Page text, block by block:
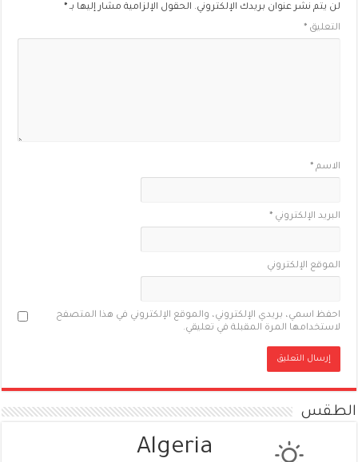
لن يتم نشر عنوان بريدك الإلكتروني. الحقول الإلزامية مشار إليها بـ*
التعليق*
الاسم*
البريد الإلكتروني*
الموقع الإلكتروني
احفظ اسمي، بريدي الإلكتروني، والموقع الإلكتروني في هذا المتصفح
لاستخدامها المرة المقبلة في تعليقي.
الطقس
Algeria